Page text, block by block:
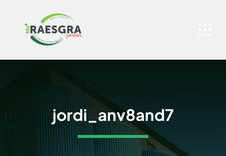
content
jordi_anv8and7